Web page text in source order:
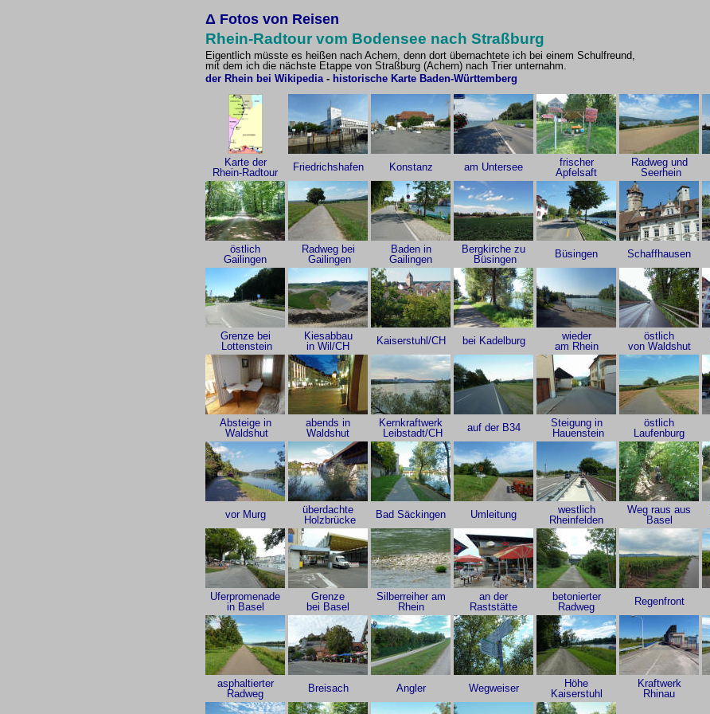
Δ Fotos von Reisen
Rhein-Radtour vom Bodensee nach Straßburg
Eigentlich müsste es heißen nach Achern, denn dort übernachtete ich bei einem Schulfreund,
mit dem ich die nächste Etappe von Straßburg (Achern) nach Trier unternahm.
der Rhein bei Wikipedia- historische Karte Baden-Württemberg
Karte der
Rhein-Radtour
Friedrichshafen Konstanz am Untersee
frischer
Apfelsaft
Radweg und
Seerhein
östlich
Gailingen
Radweg bei
Gailingen
Baden in
Gailingen
Bergkirche zu
Büsingen
Büsingen Schaffhausen
Grenze bei
Lottenstein
Kiesabbau
in Wil/CH
Kaiserstuhl/CH bei Kadelburg
wieder
am Rhein
östlich
von Waldshut
Absteige in
Waldshut
abends in
Waldshut
Kernkraftwerk
Leibstadt/CH
auf der B34
Steigung in
Hauenstein
östlich
Laufenburg
vor Murg
überdachte
Holzbrücke
Bad Säckingen Umleitung
westlich
Rheinfelden
Weg raus aus
Basel
Uferpromenade
in Basel
Grenze
bei Basel
Silberreiher am
Rhein
an der
Raststätte
betonierter
Radweg
Regenfront
asphaltierter
Radweg
Breisach Angler Wegweiser
Höhe
Kaiserstuhl
Kraftwerk
Rhinau